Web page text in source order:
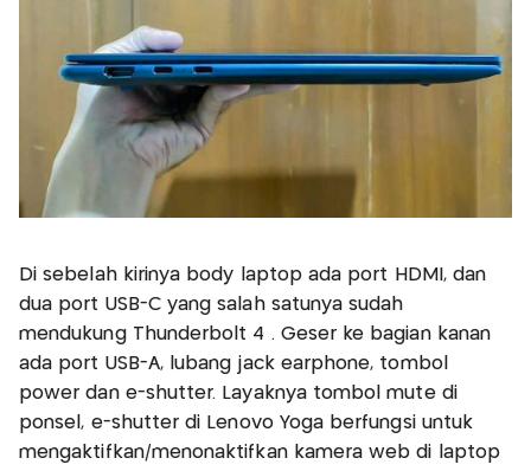
Di sebelah kirinya body laptop ada port HDMI, dan
dua port USB-C yang salah satunya sudah
mendukung Thunderbolt 4 . Geser ke bagian kanan
ada port USB-A, lubang jack earphone, tombol
power dan e-shutter. Layaknya tombol mute di
ponsel, e-shutter di Lenovo Yoga berfungsi untuk
mengaktifkan/menonaktifkan kamera web di laptop